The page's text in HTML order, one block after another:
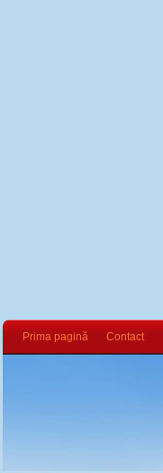
Prima pagină Contact